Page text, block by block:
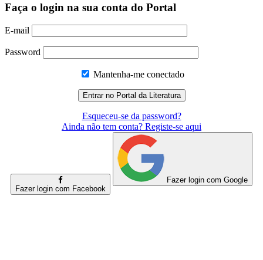
Faça o login na sua conta do Portal
E-mail
Password
Mantenha-me conectado
Esqueceu-se da password?
Ainda não tem conta? Registe-se aqui
Fazer login com Facebook
Fazer login com Google